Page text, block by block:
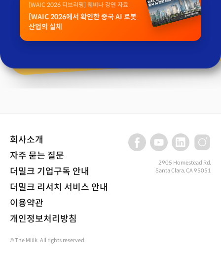
[WAIC 2026 디브리핑] 웨비나 강연 자료
[WAIC 2026에서 확인한 중국 AI 로봇
산업의 실체
회사소개
자주 묻는 질문
더밀크 기업구독 안내
더밀크 리서치 서비스 안내
이용약관
개인정보처리방침
2905 Homestead Rd,
Santa Clara, CA 95051
© The Miilk. All rights reserved.